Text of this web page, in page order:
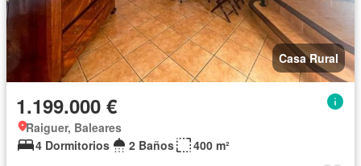
Casa Rural
1.199.000 €
Raiguer, Baleares
4 Dormitorios
2 Baños 400 m²